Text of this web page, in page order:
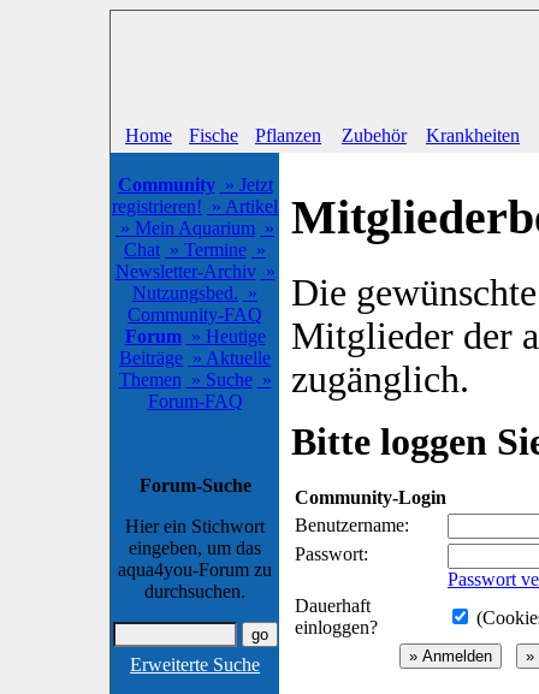
Home Fische Pflanzen Zubehör Krankheiten
Community » Jetzt
registrieren! » Artikel
» Mein Aquarium »
Chat » Termine »
Newsletter-Archiv »
Nutzungsbed. »
Community-FAQ
Forum » Heutige
Beiträge » Aktuelle
Themen » Suche »
Forum-FAQ
Forum-Suche
Hier ein Stichwort
eingeben, um das
aqua4you-Forum zu
durchsuchen.
Erweiterte Suche
Die
Mitglieder der
zugänglich.
Bitte loggen
Community-Login
Benutzername:
Passwort:
Passwort
Dauerhaft
einloggen?